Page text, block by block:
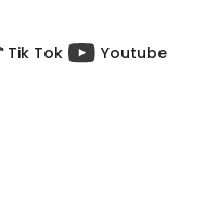
Tik Tok Youtube